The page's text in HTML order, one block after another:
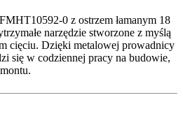
0 z ostrzem łamanym 18
narzędzie stworzone z myślą
cięciu. Dzięki metalowej prowadnicy
się w codziennej pracy na budowie,